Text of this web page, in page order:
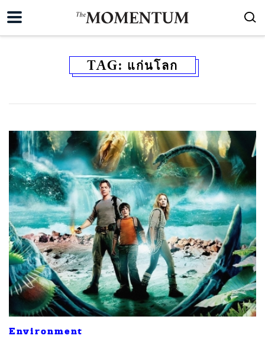
TAG: แก่นโลก
Environment
ค้นหา
SHARE TWEET LINE EMAIL